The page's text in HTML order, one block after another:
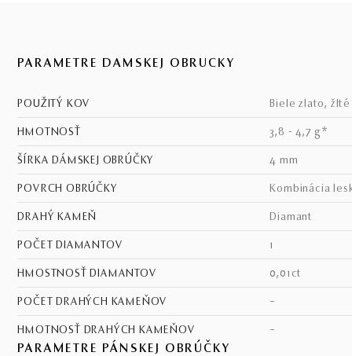
PARAMETRE DÁMSKEJ OBRÚČKY
POUŽITÝ KOV biele zlato,
HMOTNOSŤ 3,8 - 4,7 g*
ŠÍRKA DÁMSKEJ OBRÚČKY 4 mm
POVRCH OBRÚČKY kombinácia
DRAHÝ KAMEŇ diamant
POČET DIAMANTOV 1
HMOSTNOSŤ DIAMANTOV 0,01ct
POČET DRAHÝCH KAMEŇOV –
HMOTNOSŤ DRAHÝCH KAMEŇOV –
PARAMETRE PÁNSKEJ OBRÚČKY